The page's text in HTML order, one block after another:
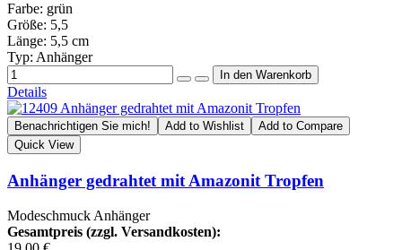
Farbe: grün
Größe: 5,5
Länge: 5,5 cm
Typ: Anhänger
Details
Benachrichtigen Sie mich! Add to Wishlist
Add to Compare
Quick View
Anhänger gedrahtet mit Amazonit Tropfen
Modeschmuck Anhänger
Gesamtpreis (zzgl. Versandkosten):